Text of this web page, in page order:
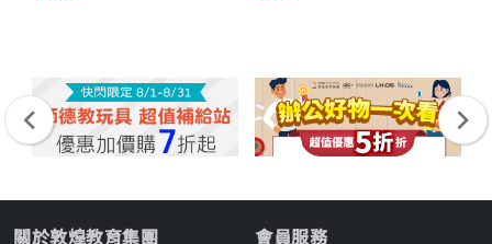
關於敦煌教育集團 會員服務